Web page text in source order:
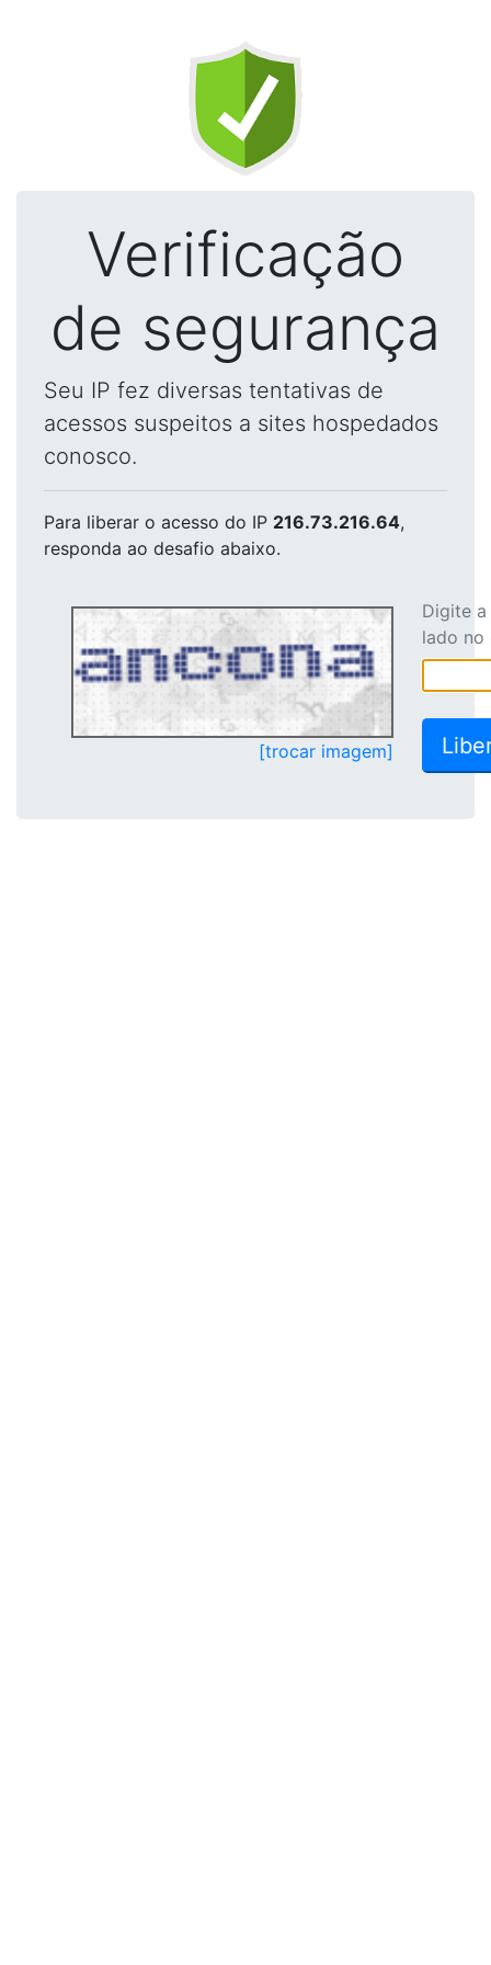
Verificação
de segurança
Seu IP fez diversas tentativas de
acessos suspeitos a sites hospedados
conosco.
Para liberar o acesso do IP 216.73.216.64,
responda ao desafio abaixo.
[trocar imagem]
Digite
lado no